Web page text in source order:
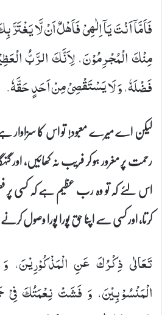
فَاَمَّاۤ اَنْتَ- یَاۤ اِلٰهِیْ- فَاَهْلٌ اَنْ لَّا
مِنْكَ الْمُجْرِمُوْنَ، لِاَنَّكَ الرَّبُّ
فَضْلَهٗ، وَ لَا یَسْتَقْصِیْ مِنْ اَحَدٍ حَقَّهٗ.
لیکن اے میرے معبود! تو اس کا سزاوار
رحمت پر مغرور ہو کر فریب نہ کھائیں، اور
اس لئے کہ تو وہ رب عظیم ہے کہ کسی
کرتا، اور کسی سے اپنا حق پورا پورا وصول
تَعَالٰى ذِكْرُكَ عَنِ
الْمَنْسُوْبِیْنَ، وَ فَشَتْ نِعْمَتُكَ فِیْ